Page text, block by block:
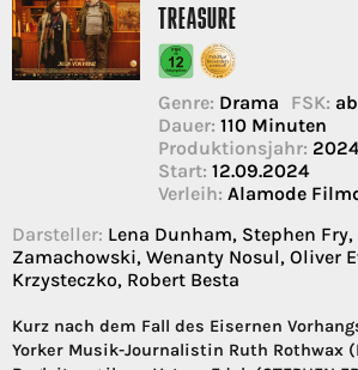
TREASURE
Genre: Drama FSK:
Dauer: 110 Minuten
Produktionsjahr: 2024
Start: 12.09.2024
Verleih: Alamode
Darsteller: Lena Dunham, Stephen
Zamachowski, Wenanty Nosul, Oliver
Krzysteczko, Robert Besta
Kurz nach dem Fall des Eisernen
Yorker Musik-Journalistin Ruth Rothwax